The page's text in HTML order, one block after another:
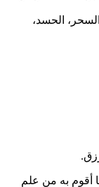
الحسد،
كل ما أقوم به من علم